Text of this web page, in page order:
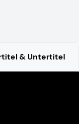
& Untertitel